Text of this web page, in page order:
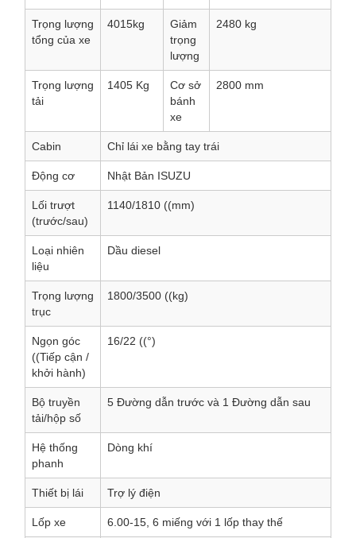
Trọng lượng
tổng của xe
4015kg
Giảm
trọng
lượng
2480 kg
Trọng lượng
tải
1405 Kg
Cơ sở
bánh
xe
2800 mm
Cabin Chỉ lái xe bằng tay trái
Động cơ Nhật Bản ISUZU
Lối trượt
(trước/sau)
1140/1810 ((mm)
Loại nhiên
liệu
Dầu diesel
Trọng lượng
trục
1800/3500 ((kg)
Ngọn góc
((Tiếp cận /
khởi hành)
16/22 ((°)
Bộ truyền
tải/hộp số
5 Đường dẫn trước và 1 Đường dẫn sau
Hệ thống
phanh
Dòng khí
Thiết bị lái Trợ lý điện
Lốp xe 6.00-15, 6 miếng với 1 lốp thay thế